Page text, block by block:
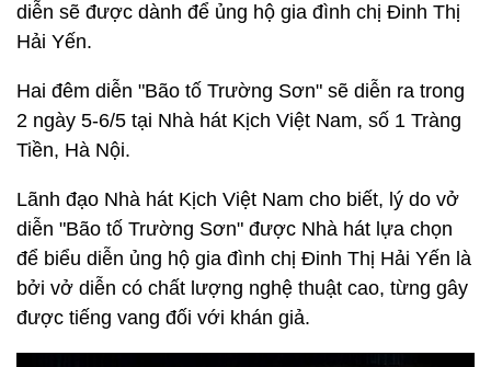
diễn sẽ được dành để ủng hộ gia đình chị Đinh Thị
Hải Yến.
Hai đêm diễn "Bão tố Trường Sơn" sẽ diễn ra trong
2 ngày 5-6/5 tại Nhà hát Kịch Việt Nam, số 1 Tràng
Tiền, Hà Nội.
Lãnh đạo Nhà hát Kịch Việt Nam cho biết, lý do vở
diễn "Bão tố Trường Sơn" được Nhà hát lựa chọn
để biểu diễn ủng hộ gia đình chị Đinh Thị Hải Yến là
bởi vở diễn có chất lượng nghệ thuật cao, từng gây
được tiếng vang đối với khán giả.